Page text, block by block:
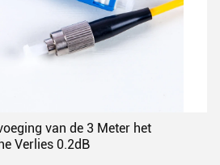
van de 3 Meter het
Verlies 0.2dB